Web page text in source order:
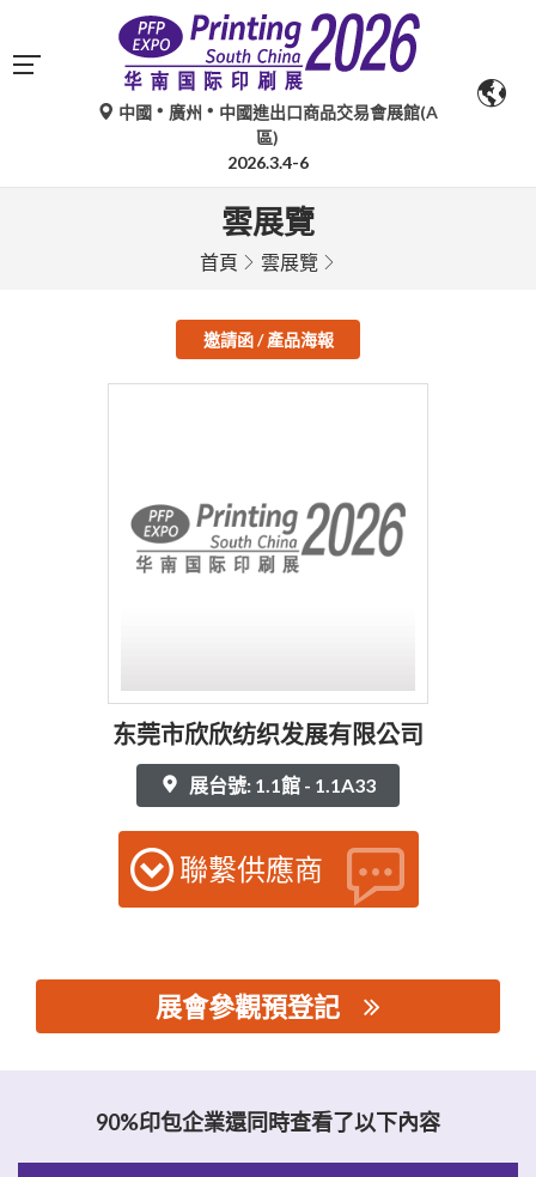
中國 廣州
中國進出口商品交易會展館(A
區)
2026.3.4-6
雲展覽
首頁 雲展覽
邀請函 / 產品海報
东莞市欣欣纺织发展有限公司
展台號: 1.1館 - 1.1A33
聯繫供應商
展會參觀預登記
90%印包企業還同時查看了以下內容